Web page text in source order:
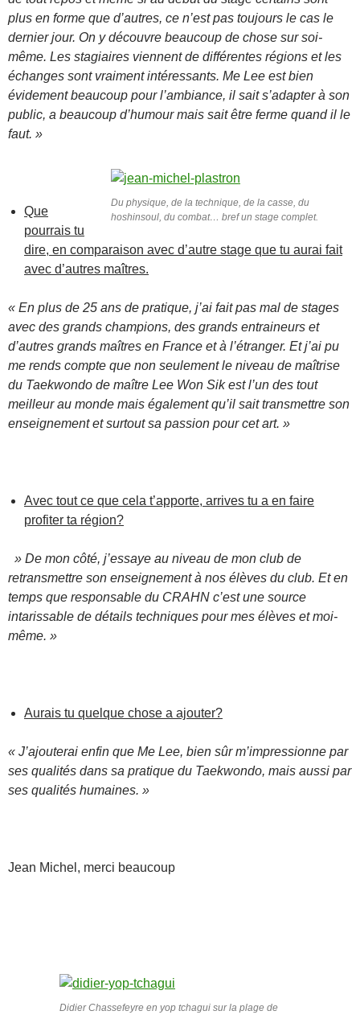
plus en forme que d’autres, ce n’est pas toujours le cas le
dernier jour. On y découvre beaucoup de chose sur soi-
même. Les stagiaires viennent de différentes régions et les
échanges sont vraiment intéressants. Me Lee est bien
évidement beaucoup pour l’ambiance, il sait s’adapter à son
public, a beaucoup d’humour mais sait être ferme quand il le
faut. »
Du physique, de la technique, de la casse, du
hoshinsoul, du combat… bref un stage complet.
Que
pourrais tu
dire, en comparaison avec d’autre stage que tu aurai fait
avec d’autres maîtres.
« En plus de 25 ans de pratique, j’ai fait pas mal de stages
avec des grands champions, des grands entraineurs et
d’autres grands maîtres en France et à l’étranger. Et j’ai pu
me rends compte que non seulement le niveau de maîtrise
du Taekwondo de maître Lee Won Sik est l’un des tout
meilleur au monde mais également qu’il sait transmettre son
enseignement et surtout sa passion pour cet art. »
Avec tout ce que cela t’apporte, arrives tu a en faire
profiter ta région?
» De mon côté, j’essaye au niveau de mon club de
retransmettre son enseignement à nos élèves du club. Et en
temps que responsable du CRAHN c’est une source
intarissable de détails techniques pour mes élèves et moi-
même. »
Aurais tu quelque chose a ajouter?
« J’ajouterai enfin que Me Lee, bien sûr m’impressionne par
ses qualités dans sa pratique du Taekwondo, mais aussi par
ses qualités humaines. »
Jean Michel, merci beaucoup
Didier Chassefeyre en yop tchagui sur la plage de